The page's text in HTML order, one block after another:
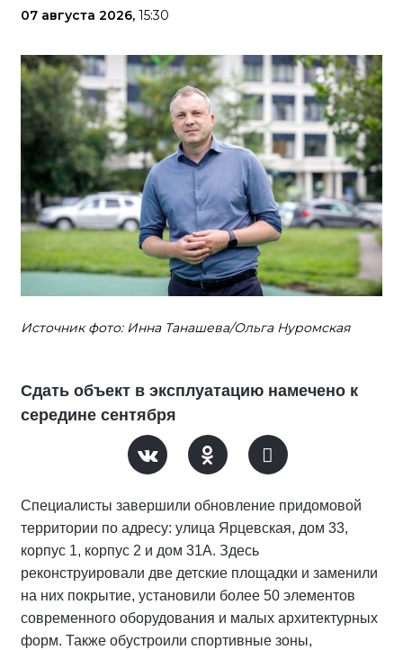
07 августа 2026, 15:30
Источник фото: Инна Танашева/Ольга Нуромская
Сдать объект в эксплуатацию намечено к
середине сентября
Специалисты завершили обновление придомовой
территории по адресу: улица Ярцевская, дом 33,
корпус 1, корпус 2 и дом 31А. Здесь
реконструировали две детские площадки и заменили
на них покрытие, установили более 50 элементов
современного оборудования и малых архитектурных
форм. Также обустроили спортивные зоны,